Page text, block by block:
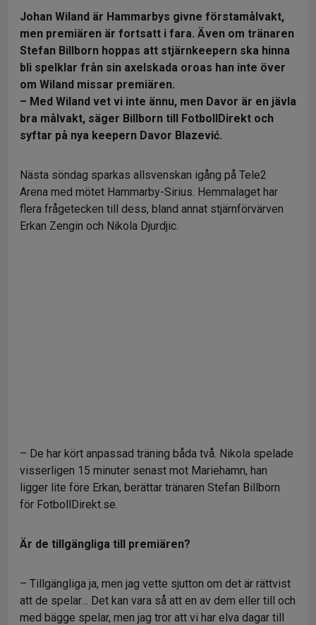
Johan Wiland är Hammarbys givne förstamålvakt,
men premiären är fortsatt i fara. Även om tränaren
Stefan Billborn hoppas att stjärnkeepern ska hinna
bli spelklar från sin axelskada oroas han inte över
om Wiland missar premiären.
– Med Wiland vet vi inte ännu, men Davor är en jävla
bra målvakt, säger Billborn till FotbollDirekt och
syftar på nya keepern Davor Blazević.
Nästa söndag sparkas allsvenskan igång på Tele2
Arena med mötet Hammarby-Sirius. Hemmalaget har
flera frågetecken till dess, bland annat stjärnförvärven
Erkan Zengin och Nikola Djurdjic.
– De har kört anpassad träning båda två. Nikola spelade
visserligen 15 minuter senast mot Mariehamn, han
ligger lite före Erkan, berättar tränaren Stefan Billborn
för FotbollDirekt.se.
Är de tillgängliga till premiären?
– Tillgängliga ja, men jag vette sjutton om det är rättvist
att de spelar… Det kan vara så att en av dem eller till och
med bägge spelar, men jag tror att vi har elva dagar till